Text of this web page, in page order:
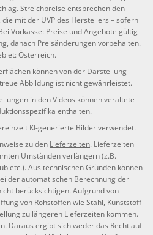
Streichpreise entsprechen den
mit der UVP des Herstellers – sofern
Vorkasse: Preise und Angebote gültig
danach Preisänderungen vorbehalten.
Österreich.
können von der Darstellung
Abbildung ist nicht gewährleistet.
in den Videos können veraltete
enthalten.
KI-generierte Bilder verwendet.
zu den Lieferzeiten. Lieferzeiten
Umständen verlängern (z.B.
etc.). Aus technischen Gründen können
der automatischen Berechnung der
berücksichtigen. Aufgrund von
von Rohstoffen wie Stahl, Kunststoff
zu längeren Lieferzeiten kommen.
Daraus ergibt sich weder das Recht auf